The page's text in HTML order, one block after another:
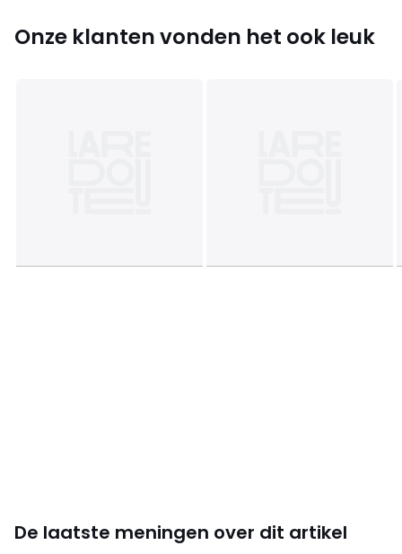
Onze klanten vonden het ook leuk
De laatste meningen over dit artikel